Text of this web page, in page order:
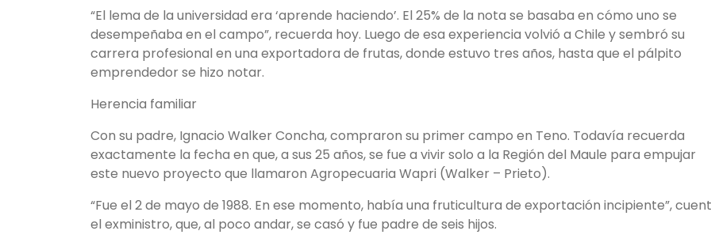
“El lema de la universidad era ‘aprende haciendo’. El 25% de la nota se basaba en cómo uno se
desempeñaba en el campo”, recuerda hoy. Luego de esa experiencia volvió a Chile y sembró su
carrera profesional en una exportadora de frutas, donde estuvo tres años, hasta que el pálpito
emprendedor se hizo notar.
Herencia familiar
Con su padre, Ignacio Walker Concha, compraron su primer campo en Teno. Todavía recuerda
exactamente la fecha en que, a sus 25 años, se fue a vivir solo a la Región del Maule para empujar
este nuevo proyecto que llamaron Agropecuaria Wapri (Walker – Prieto).
“Fue el 2 de mayo de 1988. En ese momento, había una fruticultura de exportación incipiente”,
el exministro, que, al poco andar, se casó y fue padre de seis hijos.